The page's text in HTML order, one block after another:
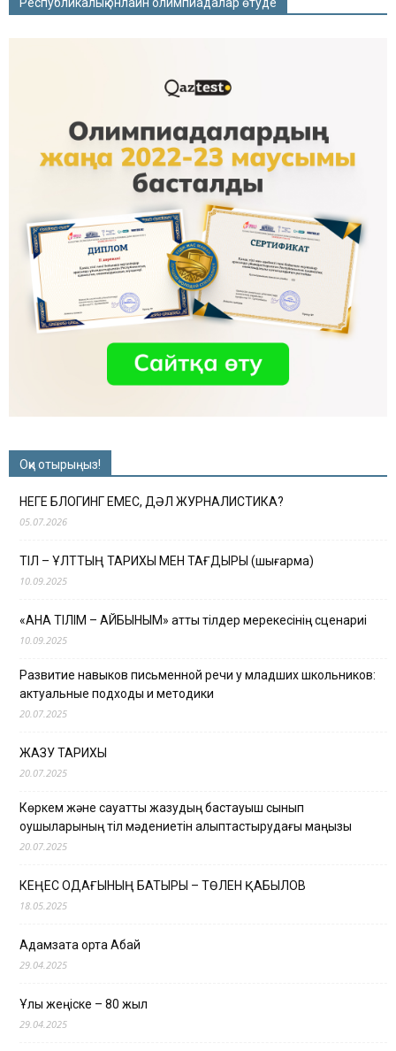
Оқи отырыңыз!
НЕГЕ БЛОГИНГ ЕМЕС, ДӘЛ ЖУРНАЛИСТИКА?
05.07.2026
ТІЛ – ҰЛТТЫҢ ТАРИХЫ МЕН ТАҒДЫРЫ (шығарма)
10.09.2025
«АНА ТІЛІМ – АЙБЫНЫМ» атты тілдер мерекесінің сценариі
10.09.2025
Развитие навыков письменной речи у младших школьников:
актуальные подходы и методики
20.07.2025
ЖАЗУ ТАРИХЫ
20.07.2025
Көркем және сауатты жазудың бастауыш сынып
оқушыларының тіл мәдениетін қалыптастырудағы маңызы
20.07.2025
КЕҢЕС ОДАҒЫНЫҢ БАТЫРЫ – ТӨЛЕН ҚАБЫЛОВ
18.05.2025
Адамзатқа ортақ Абай
29.04.2025
Ұлы жеңіске – 80 жыл
29.04.2025